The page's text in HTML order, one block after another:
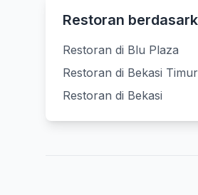
Restoran
Restoran di Blu Plaza
Restoran di Bekasi Timur
Restoran di Bekasi